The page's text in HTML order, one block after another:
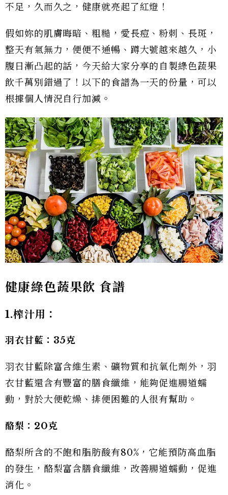
不足，久而久之，健康就亮起了紅燈！
假如妳的肌膚晦暗、粗糙，愛長痘、粉刺、長斑，
整天有氣無力，便便不通暢、蹲大號越來越久，小
腹日漸凸起的話，今天給大家分享的自製綠色蔬果
飲千萬別錯過了！以下的食譜為一天的份量，可以
根據個人情況自行加減。
健康綠色蔬果飲 食譜
1.榨汁用：
羽衣甘藍：35克
羽衣甘藍除富含維生素、礦物質和抗氧化劑外，羽
衣甘藍還含有豐富的膳食纖維，能夠促進腸道蠕
動，對於大便乾燥、排便困難的人很有幫助。
酪梨：20克
酪梨所含的不飽和脂肪酸有80%，它能預防高血脂
的發生，酪梨富含膳食纖維，改善腸道蠕動，促進
消化。